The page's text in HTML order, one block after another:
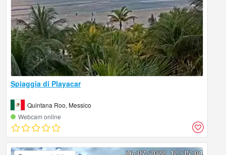
Spiaggia di Playacar
Quintana Roo, Messico
Webcam online